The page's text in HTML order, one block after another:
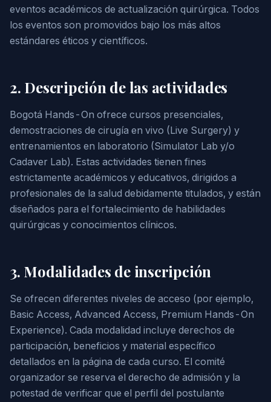
eventos académicos de actualización quirúrgica. Todos
los eventos son promovidos bajo los más altos
estándares éticos y científicos.
2. Descripción de las actividades
Bogotá Hands-On ofrece cursos presenciales,
demostraciones de cirugía en vivo (Live Surgery) y
entrenamientos en laboratorio (Simulator Lab y/o
Cadaver Lab). Estas actividades tienen fines
estrictamente académicos y educativos, dirigidos a
profesionales de la salud debidamente titulados, y están
diseñados para el fortalecimiento de habilidades
quirúrgicas y conocimientos clínicos.
3. Modalidades de inscripción
Se ofrecen diferentes niveles de acceso (por ejemplo,
Basic Access, Advanced Access, Premium Hands-On
Experience). Cada modalidad incluye derechos de
participación, beneficios y material específico
detallados en la página de cada curso. El comité
organizador se reserva el derecho de admisión y la
potestad de verificar que el perfil del postulante